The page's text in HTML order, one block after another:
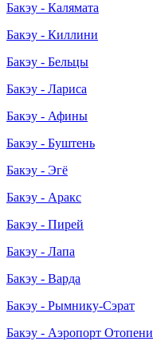
Бакэу - Калямата
Бакэу - Киллини
Бакэу - Бельцы
Бакэу - Лариса
Бакэу - Афины
Бакэу - Буштень
Бакэу - Эгё
Бакэу - Аракс
Бакэу - Пирей
Бакэу - Лапа
Бакэу - Варда
Бакэу - Рымнику-Сэрат
Бакэу - Аэропорт Отопени